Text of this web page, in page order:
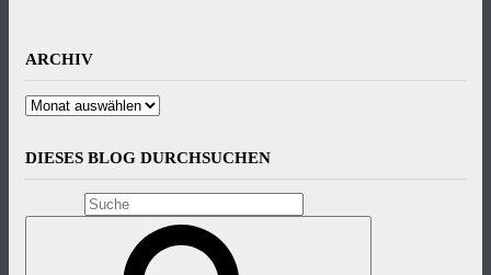
ARCHIV
Archiv
DIESES BLOG DURCHSUCHEN